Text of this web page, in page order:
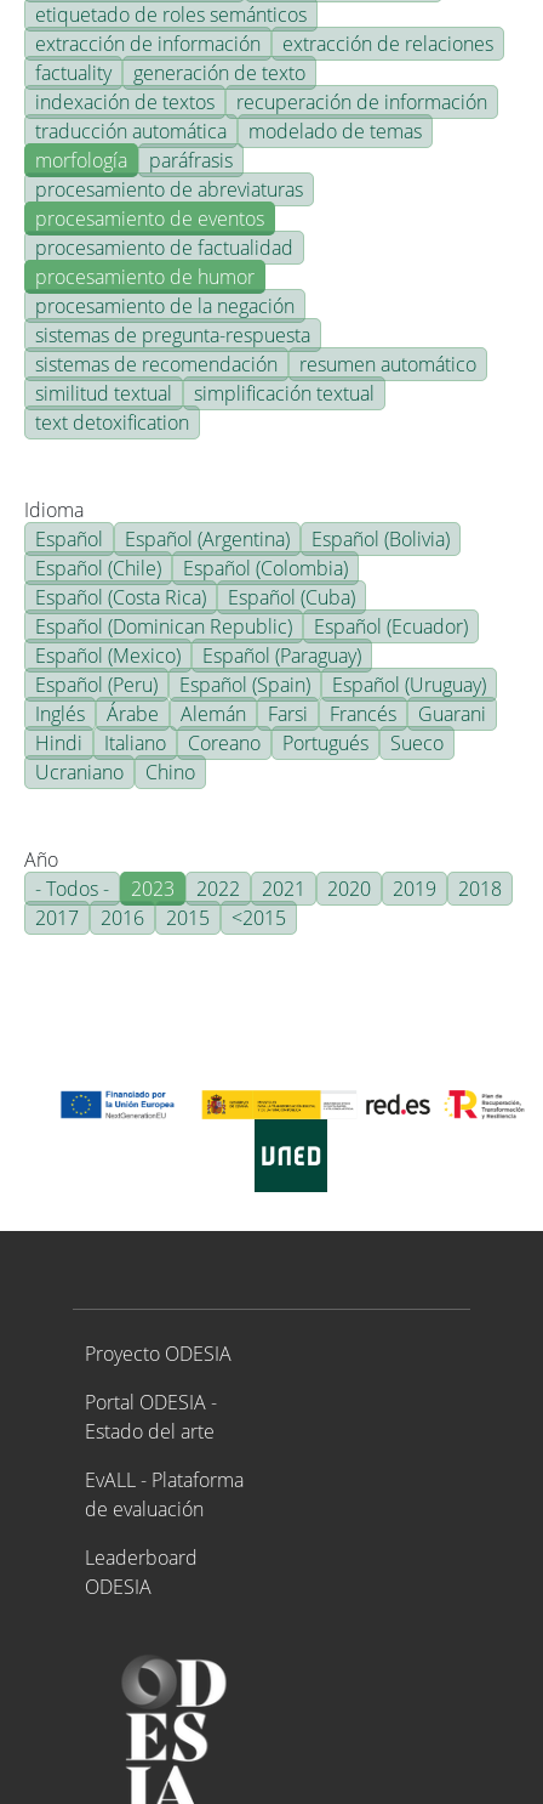
etiquetado de roles semánticos
extracción de información
extracción de relaciones
factuality
generación de texto
indexación de textos
recuperación de información
traducción automática
modelado de temas
morfología
paráfrasis
procesamiento de abreviaturas
procesamiento de eventos
procesamiento de factualidad
procesamiento de humor
procesamiento de la negación
sistemas de pregunta-respuesta
sistemas de recomendación
resumen automático
similitud textual
simplificación textual
text detoxification
Idioma
Español
Español (Argentina)
Español (Bolivia)
Español (Chile)
Español (Colombia)
Español (Costa Rica)
Español (Cuba)
Español (Dominican Republic)
Español (Ecuador)
Español (Mexico)
Español (Paraguay)
Español (Peru)
Español (Spain)
Español (Uruguay)
Inglés
Árabe Alemán Farsi Francés
Guarani
Hindi
Italiano Coreano Portugués
Sueco
Ucraniano
Chino
Año
- Todos -
2023 2022 2021 2020 2019
2018
2017
2016 2015 <2015
Proyecto ODESIA
Proyecto ODESIA
Portal ODESIA -
Estado del arte
EvALL - Plataforma
de evaluación
Leaderboard
ODESIA